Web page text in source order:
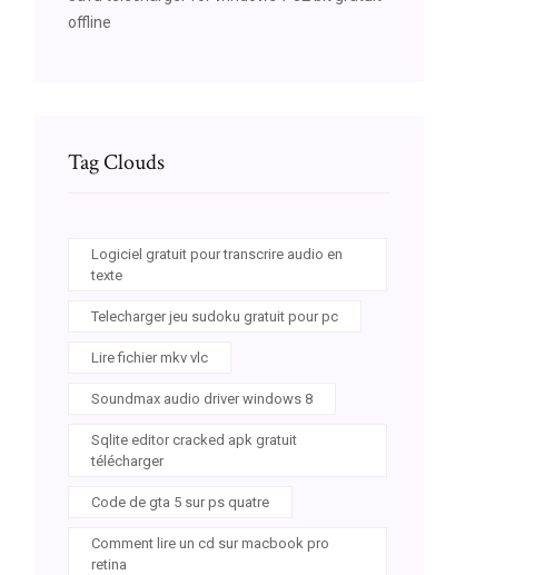
offline
Tag Clouds
Logiciel gratuit pour transcrire audio en
texte
Telecharger jeu sudoku gratuit pour pc
Lire fichier mkv vlc
Soundmax audio driver windows 8
Sqlite editor cracked apk gratuit
télécharger
Code de gta 5 sur ps quatre
Comment lire un cd sur macbook pro
retina